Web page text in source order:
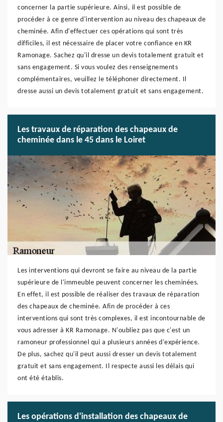
concerner la partie supérieure. Ainsi, il est possible de
procéder à ce genre d'intervention au niveau des chapeaux de
cheminée. Afin d'effectuer ces opérations qui sont très
difficiles, il est nécessaire de placer votre confiance en KR
Ramonage. Sachez qu'il dresse un devis totalement gratuit et
sans engagement. Si vous voulez des renseignements
complémentaires, veuillez le téléphoner directement. Il
dresse aussi un devis totalement gratuit et sans engagement.
Les travaux de réparation des chapeaux de
cheminée dans le 45 dans le Loiret
Les interventions qui devront se faire au niveau de la partie
supérieure de l'immeuble peuvent concerner les cheminées.
En effet, il est possible de réaliser des travaux de réparation
des chapeaux de cheminée. Afin de procéder à ces
interventions qui sont très complexes, il est incontournable de
vous adresser à KR Ramonage. N'oubliez pas que c'est un
ramoneur professionnel qui a plusieurs années d'expérience.
De plus, sachez qu'il peut aussi dresser un devis totalement
gratuit et sans engagement. Il respecte aussi les délais qui
ont été établis.
Les opérations d'installation des chapeaux de